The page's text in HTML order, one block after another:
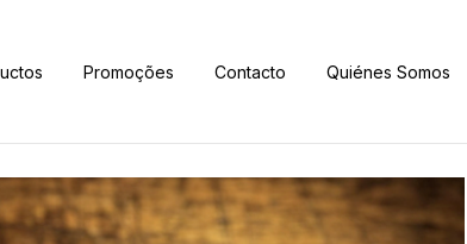
Promoções Contacto Quiénes Somos